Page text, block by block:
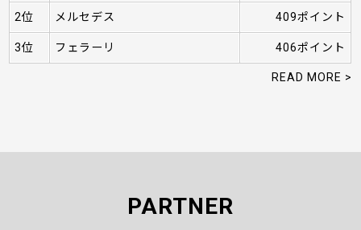
2位 メルセデス 409ポイント
3位 フェラーリ 406ポイント
READ MORE >
PARTNER